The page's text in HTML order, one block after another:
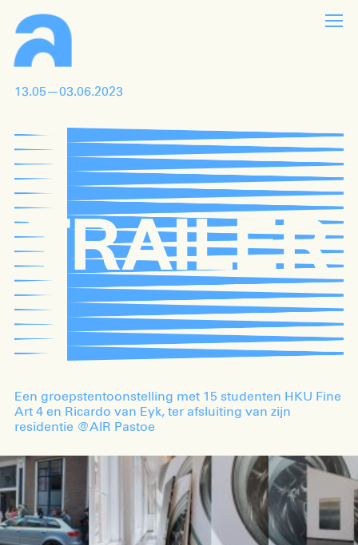
13.05—03.06.2023
Een groepstentoonstelling met 15 studenten HKU Fine
Art 4 en Ricardo van Eyk, ter afsluiting van zijn
residentie @AIR Pastoe